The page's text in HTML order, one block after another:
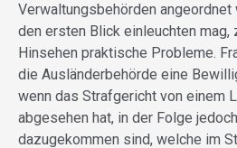
Verwaltungsbehörden angeordnet
den ersten Blick einleuchten mag,
Hinsehen praktische Probleme.
die Ausländerbehörde eine
wenn das Strafgericht von einem
abgesehen hat, in der Folge
dazugekommen sind, welche im